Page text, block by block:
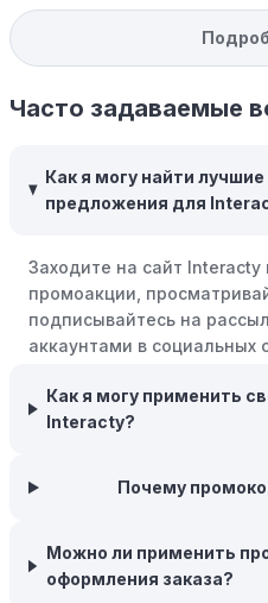
доступ к распродажам.
компании Interacty есть
позволяющие
скидки или будущие
пятница" или сезонными
розничные компании
скидки.
добавьте товары в
два. В некоторых случаях
Interacty, могут прислать
Межсезонные покупки:
время межсезонных
Часто задаваемые
Как я могу найти
предложения для
Заходите на сайт
промоакции,
подписывайтесь на
аккаунтами в социальных
Как я могу применить
Interacty?
Почему
Можно ли применить
оформления заказа?